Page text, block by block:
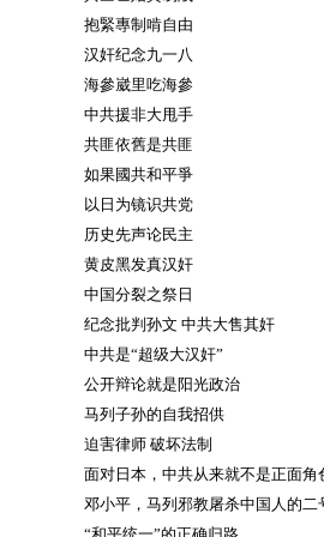
抱緊專制啃自由
汉奸纪念九一八
海參崴里吃海參
中共援非大甩手
共匪依舊是共匪
如果國共和平爭
以日为镜识共党
历史先声论民主
黄皮黑发真汉奸
中国分裂之祭日
纪念批判孙文 中共大售其奸
中共是“超级大汉奸”
公开辩论就是阳光政治
马列子孙的自我招供
迫害律师 破坏法制
面对日本，中共从来就不是正面角
邓小平，马列邪教屠杀中国人的二